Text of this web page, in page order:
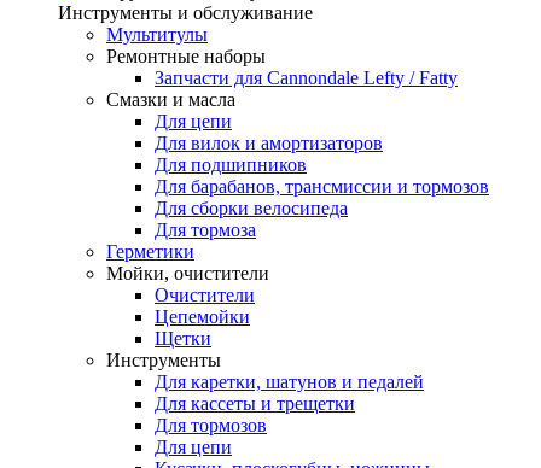
Инструменты и обслуживание
Мультитулы
Ремонтные наборы
Запчасти для Cannondale Lefty / Fatty
Смазки и масла
Для цепи
Для вилок и амортизаторов
Для подшипников
Для барабанов, трансмиссии и тормозов
Для сборки велосипеда
Для тормоза
Герметики
Мойки, очистители
Очистители
Цепемойки
Щетки
Инструменты
Для каретки, шатунов и педалей
Для кассеты и трещетки
Для тормозов
Для цепи